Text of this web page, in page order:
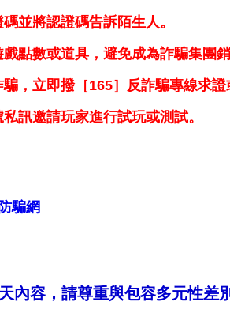
並將認證碼告訴陌生人。
點數或道具，避免成為詐騙集團銷
，立即撥［165］反詐騙專線求證
訊邀請玩家進行試玩或測試。
騙網
內容，請尊重與包容多元性差